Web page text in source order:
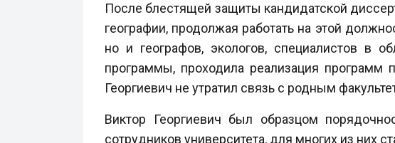
После блестящей защиты кандидатской
географии, продолжая работать на этой
но и географов, экологов, специалистов в
программы, проходила реализация программ
Георгиевич не утратил связь с родным
Виктор Георгиевич был образцом
сотрудников университета, для многих из них